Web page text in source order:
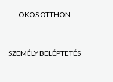
OKOS OTTHON
SZEMÉLY BELÉPTETÉS